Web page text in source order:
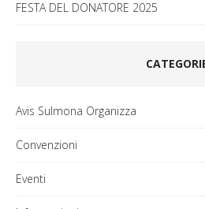
FESTA DEL DONATORE 2025
Avis Sulmona Organizza
Convenzioni
Eventi